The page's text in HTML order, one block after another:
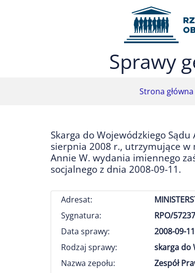
Przejdź do menu głównego (nacisnij Enter)
Przejdź do mapy serwisu (nacisnij Enter)
Sprawy
Strona główna
Skarga do Wojewódzkiego
sierpnia 2008 r., utrzymujące w
Annie W. wydania imiennego
socjalnego z dnia 2008-09-11.
Adresat:
Sygnatura:
RPO/
Data sprawy:
2008-09-11
Rodzaj sprawy:
skarga do
Nazwa zepołu:
Zespół